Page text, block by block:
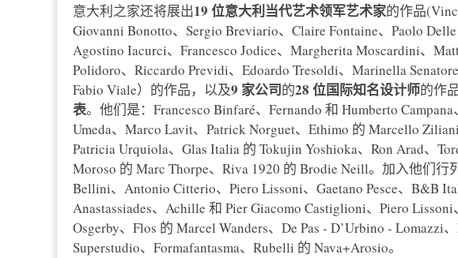
意大利之家还将展出19 位意大利当代艺术领军艺术家的作品
Giovanni Bonotto、Sergio Breviario、Claire Fontaine、Paolo Delle
Agostino Iacurci、Francesco Jodice、Margherita Moscardini、
Polidoro、Riccardo Previdi、Edoardo Tresoldi、Marinella
Fabio Viale）的作品，以及9 家公司的28 位国际知名设计师的作
表。他们是：Francesco Binfaré、Fernando 和 Humberto
Umeda、Marco Lavit、Patrick Norguet、Ethimo 的 Marcello
Patricia Urquiola、Glas Italia 的 Tokujin Yoshioka、Ron Arad、
Moroso 的 Marc Thorpe、Riva 1920 的 Brodie Neill。加入他们
Bellini、Antonio Citterio、Piero Lissoni、Gaetano Pesce、B&B
Anastassiades、Achille 和 Pier Giacomo Castiglioni、Piero
Osgerby、Flos 的 Marcel Wanders、De Pas - D’Urbino - Lomazzi
Superstudio、Formafantasma、Rubelli 的 Nava+Arosio。